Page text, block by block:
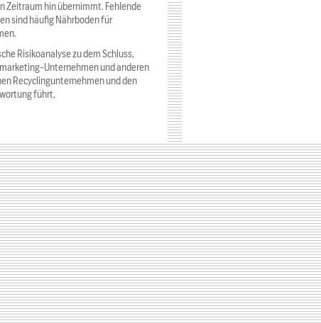
Zeitraum hin übernimmt. Fehlende
sind häufig Nährboden für
Risikoanalyse zu dem Schluss,
Unternehmen und anderen
Recyclingunternehmen und den
führt,